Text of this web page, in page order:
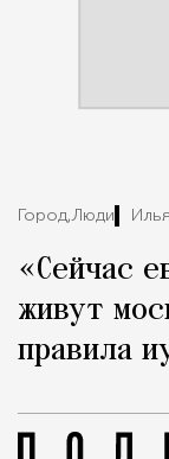
Город,Люди
«Сейчас
живут
правила